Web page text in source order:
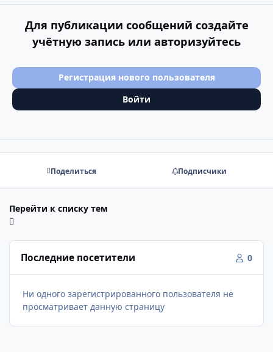
Для публикации сообщений создайте
учётную запись или авторизуйтесь
Регистрация нового пользователя
Войти
Поделиться Подписчики
Перейти к списку тем
Последние посетители 0
Ни одного зарегистрированного пользователя не
просматривает данную страницу